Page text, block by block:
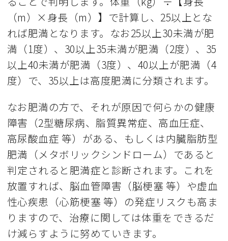
（m）×身長（m）】で計算し、25以上とな
れば肥満となります。なお25以上30未満が肥
満（1度）、30以上35未満が肥満（2度）、35
以上40未満が肥満（3度）、40以上が肥満（4
度）で、35以上は高度肥満に分類されます。
なお肥満の方で、それが原因で何らかの健康
障害（2型糖尿病、脂質異常症、高血圧症、
高尿酸血症 等）がある、もしくは内臓脂肪型
肥満（メタボリックシンドローム）であると
判定されると肥満症と診断されます。これを
放置すれば、脳血管障害（脳梗塞 等）や虚血
性心疾患（心筋梗塞 等）の発症リスクも高ま
りますので、治療に関しては体重をできるだ
け減らすように努めていきます。